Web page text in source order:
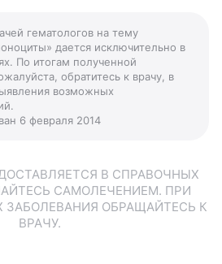
гематологов на тему
дается исключительно в
По итогам полученной
обратитесь к врачу, в
возможных
6 февраля 2014
В СПРАВОЧНЫХ
САМОЛЕЧЕНИЕМ. ПРИ
ЗАБОЛЕВАНИЯ ОБРАЩАЙТЕСЬ К
ВРАЧУ.